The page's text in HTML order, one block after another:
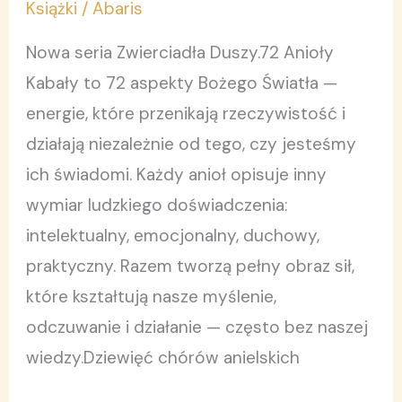
Książki /Abaris
Nowa seria Zwierciadła Duszy.72 Anioły
Kabały to 72 aspekty Bożego Światła —
energie, które przenikają rzeczywistość i
działają niezależnie od tego, czy jesteśmy
ich świadomi. Każdy anioł opisuje inny
wymiar ludzkiego doświadczenia:
intelektualny, emocjonalny, duchowy,
praktyczny. Razem tworzą pełny obraz sił,
które kształtują nasze myślenie,
odczuwanie i działanie — często bez naszej
wiedzy.Dziewięć chórów anielskich
Tom
4.